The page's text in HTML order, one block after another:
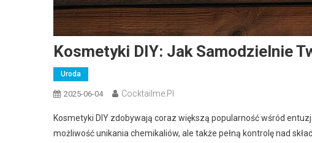
Kosmetyki DIY: Jak Samodzielnie
Uroda
2025-06-04 Cocktailme.pl
Kosmetyki DIY zdobywają coraz większą popularność wśród
możliwość unikania chemikaliów, ale także pełną kontrolę nad